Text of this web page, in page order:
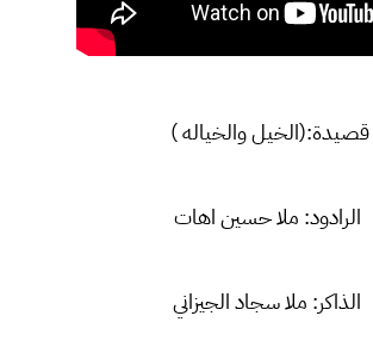
قصيدة:(الخيل والخياله )
الرادود: ملا حسين اهات
الذاكر: ملا سجاد الجيزاني